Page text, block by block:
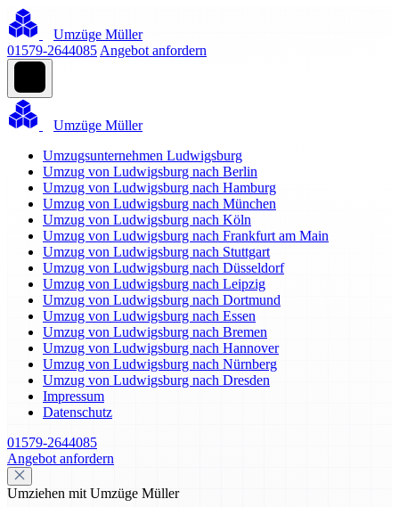
Umzüge Müller
01579-2644085 Angebot anfordern
Umzüge Müller
Umzugsunternehmen Ludwigsburg
Umzug von Ludwigsburg nach Berlin
Umzug von Ludwigsburg nach Hamburg
Umzug von Ludwigsburg nach München
Umzug von Ludwigsburg nach Köln
Umzug von Ludwigsburg nach Frankfurt am Main
Umzug von Ludwigsburg nach Stuttgart
Umzug von Ludwigsburg nach Düsseldorf
Umzug von Ludwigsburg nach Leipzig
Umzug von Ludwigsburg nach Dortmund
Umzug von Ludwigsburg nach Essen
Umzug von Ludwigsburg nach Bremen
Umzug von Ludwigsburg nach Hannover
Umzug von Ludwigsburg nach Nürnberg
Umzug von Ludwigsburg nach Dresden
Impressum
Datenschutz
01579-2644085
Angebot anfordern
Umziehen mit Umzüge Müller